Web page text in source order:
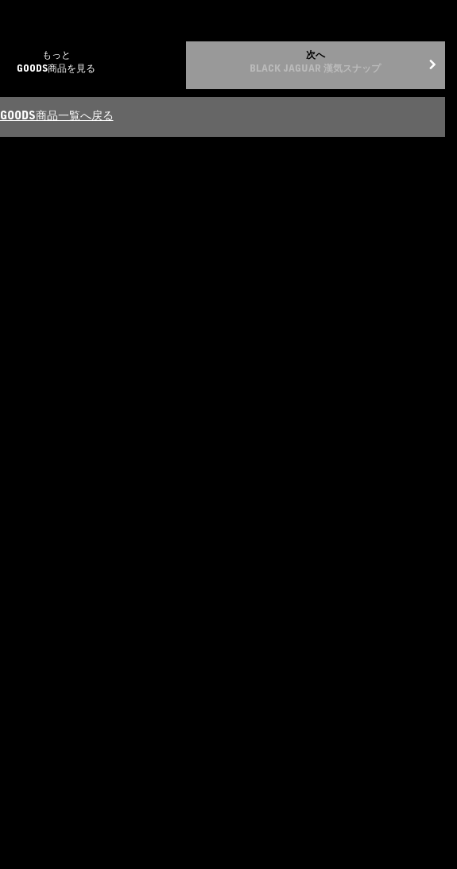
もっと
GOODS商品を見る
次へ
BLACK JAGUAR 漢気スナップ
GOODS商品一覧へ戻る